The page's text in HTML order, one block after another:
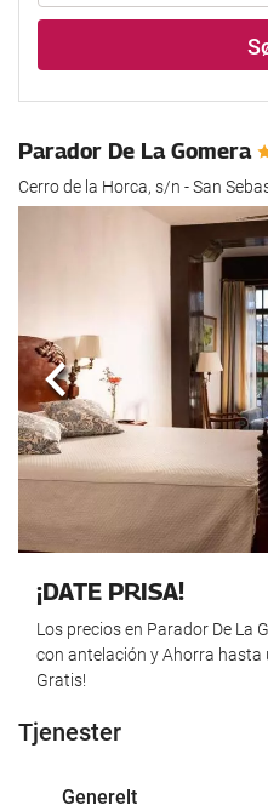
Parador De La Gomera
Cerro de la Horca, s/n - San
Forrige
¡DATE PRISA!
Los precios en Parador De La
con antelación y Ahorra hasta
Gratis!
Tjenester
Generelt